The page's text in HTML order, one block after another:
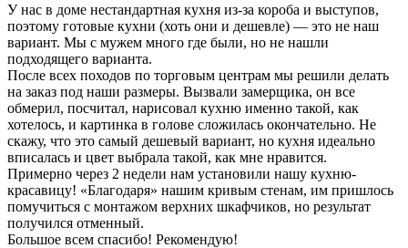
У нас в доме нестандартная кухня из-за короба и выступов,
поэтому готовые кухни (хоть они и дешевле) — это не наш
вариант. Мы с мужем много где были, но не нашли
подходящего варианта.
После всех походов по торговым центрам мы решили делать
на заказ под наши размеры. Вызвали замерщика, он все
обмерил, посчитал, нарисовал кухню именно такой, как
хотелось, и картинка в голове сложилась окончательно. Не
скажу, что это самый дешевый вариант, но кухня идеально
вписалась и цвет выбрала такой, как мне нравится.
Примерно через 2 недели нам установили нашу кухню-
красавицу! «Благодаря» нашим кривым стенам, им пришлось
помучиться с монтажом верхних шкафчиков, но результат
получился отменный.
Большое всем спасибо! Рекомендую!